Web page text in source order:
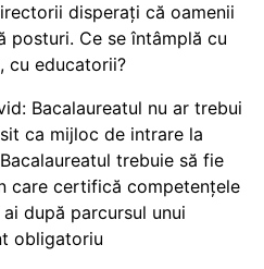
disperați că oamenii
posturi. Ce se întâmplă cu
cu educatorii?
Bacalaureatul nu ar trebui
ca mijloc de intrare la
trebuie să fie
care certifică competențele
după parcursul unui
obligatoriu